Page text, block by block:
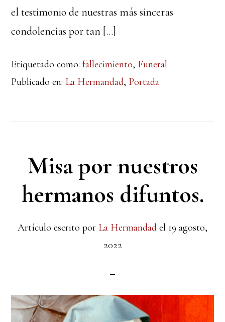
el testimonio de nuestras más sinceras
condolencias por tan […]
Etiquetado como:fallecimiento, Funeral
Publicado en: La Hermandad, Portada
Misa por nuestros
hermanos difuntos.
Artículo escrito por La Hermandad el 19 agosto,
2022